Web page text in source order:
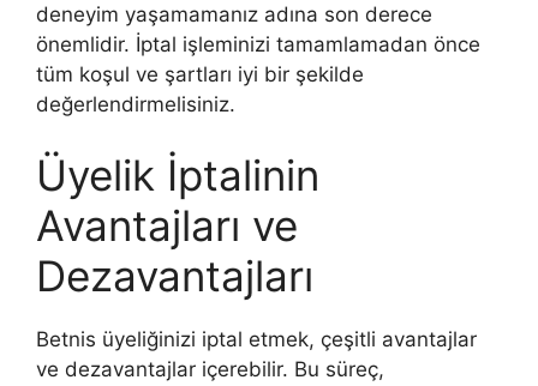
deneyim yaşamamanız adına son derece
önemlidir. İptal işleminizi tamamlamadan önce
tüm koşul ve şartları iyi bir şekilde
değerlendirmelisiniz.
Üyelik İptalinin
Avantajları ve
Dezavantajları
Betnis üyeliğinizi iptal etmek, çeşitli avantajlar
ve dezavantajlar içerebilir. Bu süreç,